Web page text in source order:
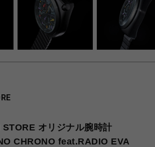
オリジナル腕時計
CHRONO feat.RADIO EVA